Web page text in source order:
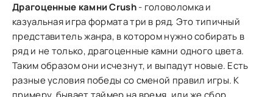
Драгоценные камни Crush- головоломка и
казуальная игра формата три в ряд. Это типичный
представитель жанра, в котором нужно собирать в
ряд и не только, драгоценные камни одного цвета.
Таким образом они исчезнут, и выпадут новые. Есть
разные условия победы со сменой правил игры. К